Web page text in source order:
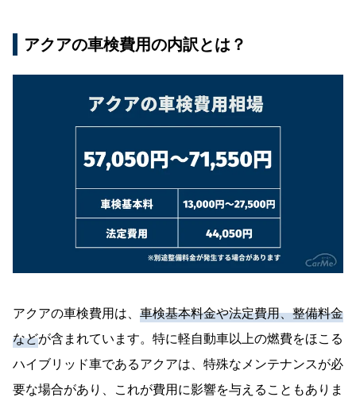
アクアの車検費用の内訳とは？
アクアの車検費用は、 車検基本料金や法定費用、整備料金
などが含まれています。特に軽自動車以上の燃費をほこる
ハイブリッド車であるアクアは、特殊なメンテナンスが必
要な場合があり、これが費用に影響を与えることもありま